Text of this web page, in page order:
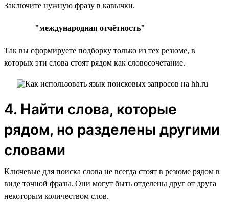
Заключите нужную фразу в кавычки.
"международная отчётность"
Так вы сформируете подборку только из тех резюме, в
которых эти слова стоят рядом как словосочетание.
4. Найти слова, которые
рядом, но разделены другими
словами
Ключевые для поиска слова не всегда стоят в резюме рядом в
виде точной фразы. Они могут быть отделены друг от друга
некоторым количеством слов.